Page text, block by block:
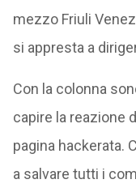
mezzo Friuli
si appresta a
Con la colonna
capire la reazione
pagina hackerata.
a salvare tutti i